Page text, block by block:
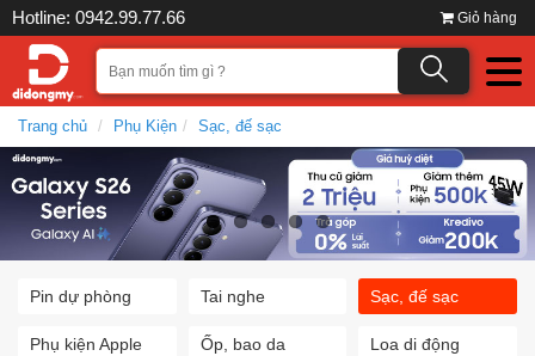
Hotline: 0942.99.77.66 Giỏ hàng
Trang chủ Phụ Kiện Sạc, đế sạc
Pin dự phòng Tai nghe Sạc, đế sạc
Phụ kiện Apple Ốp, bao da Loa di động